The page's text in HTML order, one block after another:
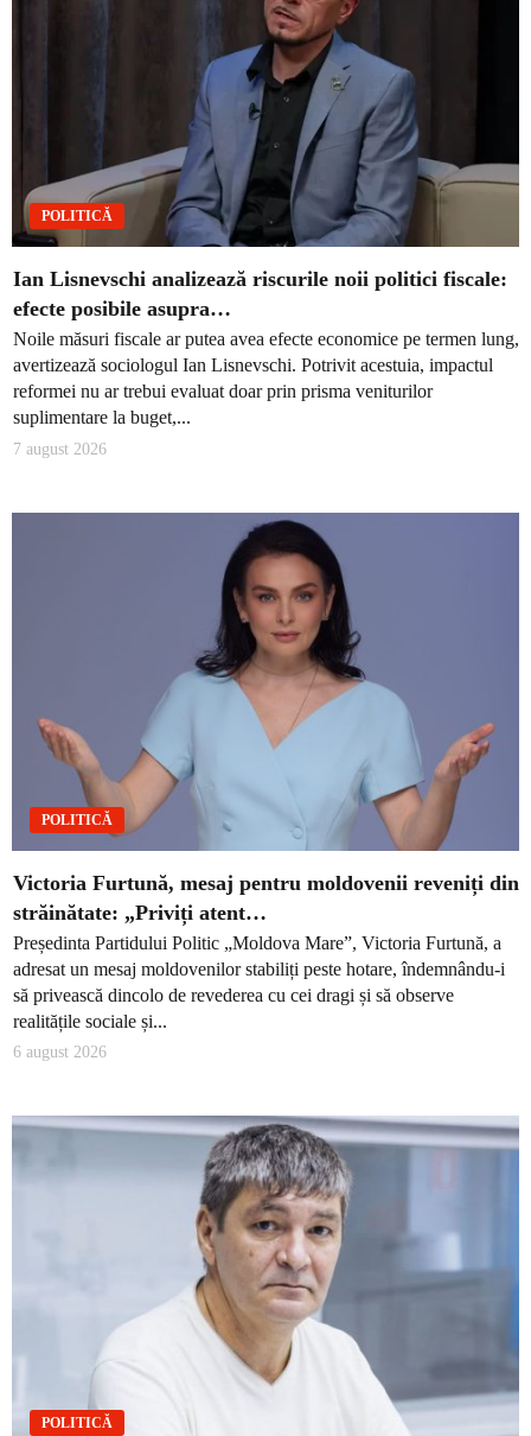
POLITICĂ
Ian Lisnevschi analizează riscurile noii politici fiscale:
efecte posibile asupra…
Noile măsuri fiscale ar putea avea efecte economice pe termen lung,
avertizează sociologul Ian Lisnevschi. Potrivit acestuia, impactul
reformei nu ar trebui evaluat doar prin prisma veniturilor
suplimentare la buget,...
7 august 2026
POLITICĂ
Victoria Furtună, mesaj pentru moldovenii reveniți din
străinătate: „Priviți atent…
Președinta Partidului Politic „Moldova Mare”, Victoria Furtună, a
adresat un mesaj moldovenilor stabiliți peste hotare, îndemnându-i
să privească dincolo de revederea cu cei dragi și să observe
realitățile sociale și...
6 august 2026
POLITICĂ